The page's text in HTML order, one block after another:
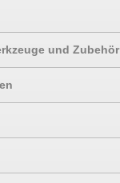
und Zubehör